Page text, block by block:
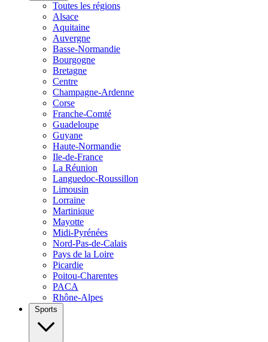
Toutes les régions
Alsace
Aquitaine
Auvergne
Basse-Normandie
Bourgogne
Bretagne
Centre
Champagne-Ardenne
Corse
Franche-Comté
Guadeloupe
Guyane
Haute-Normandie
Ile-de-France
La Réunion
Languedoc-Roussillon
Limousin
Lorraine
Martinique
Mayotte
Midi-Pyrénées
Nord-Pas-de-Calais
Pays de la Loire
Picardie
Poitou-Charentes
PACA
Rhône-Alpes
Sports